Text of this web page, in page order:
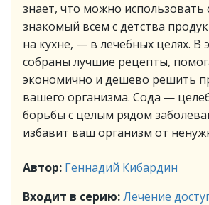
знает, что можно использовать
знакомый всем с детства
на кухне, — в лечебных целях. В
собраны лучшие рецепты,
экономично и дешево решить
вашего организма. Сода —
борьбы с целым рядом
избавит ваш организм от
Автор: Геннадий Кибардин
Входит в серию:Лечение